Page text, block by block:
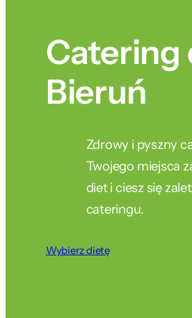
Catering
Bieruń
Zdrowy i pyszny
Twojego miejsca
diet i ciesz się
cateringu.
Wybierz dietę